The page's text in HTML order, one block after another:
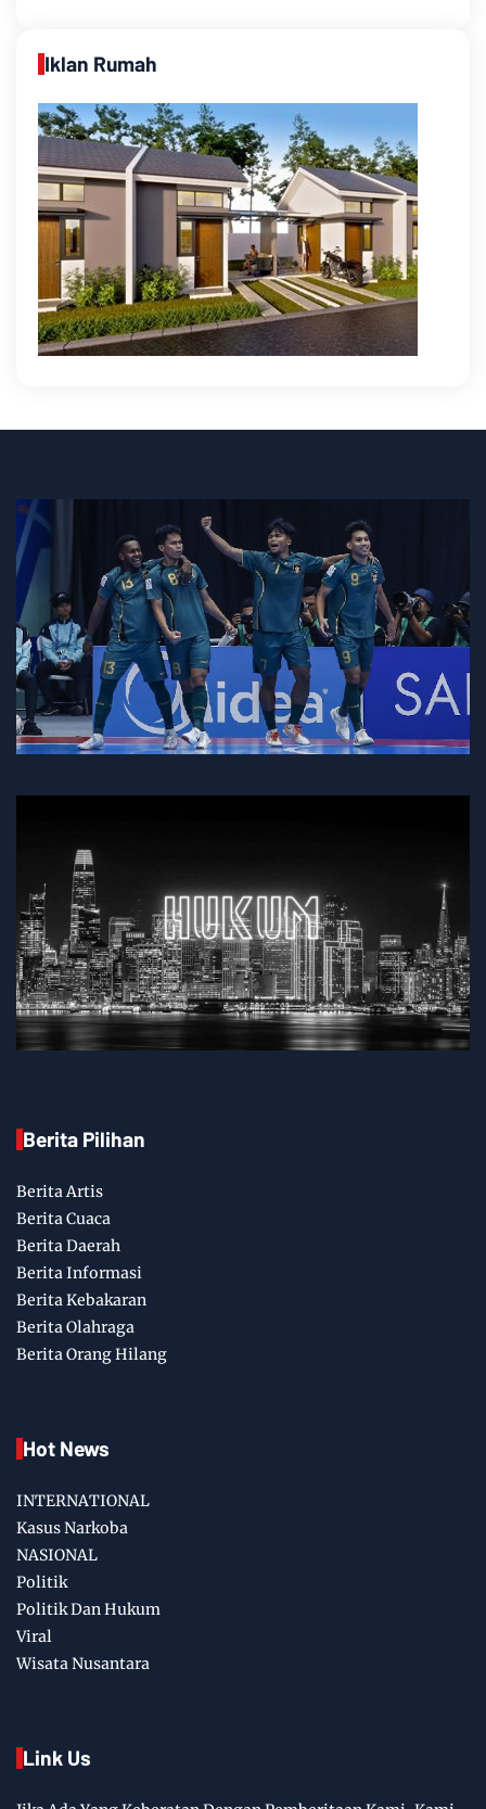
Iklan Rumah
Berita Pilihan
Berita Artis
Berita Cuaca
Berita Daerah
Berita Informasi
Berita Kebakaran
Berita Olahraga
Berita Orang Hilang
Hot News
INTERNATIONAL
Kasus Narkoba
NASIONAL
Politik
Politik Dan Hukum
Viral
Wisata Nusantara
Link Us